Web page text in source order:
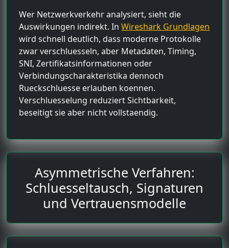
Wer Netzwerkverkehr analysiert, sieht die
Auswirkungen indirekt. In Wireshark Grundlagen
wird schnell deutlich, dass moderne Protokolle
zwar verschluesseln, aber Metadaten, Timing,
SNI, Zertifikatsinformationen oder
Verbindungscharakteristika dennoch
Rueckschluesse erlauben koennen.
Verschluesselung reduziert Sichtbarkeit,
beseitigt sie aber nicht vollstaendig.
Asymmetrische Verfahren:
Schluesseltausch, Signaturen
und Vertrauensmodelle